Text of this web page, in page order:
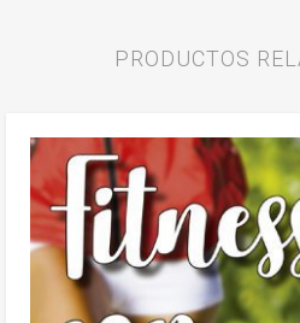
PRODUCTOS